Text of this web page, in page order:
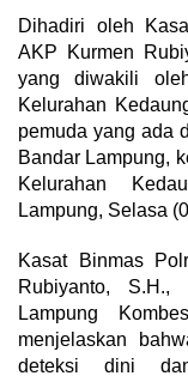
Dihadiri oleh
AKP Kurmen
yang diwakili
Kelurahan
pemuda yang ada
Bandar Lampung,
Kelurahan
Lampung, Selasa
Kasat Binmas
Rubiyanto, S.H.,
Lampung
menjelaskan
deteksi dini